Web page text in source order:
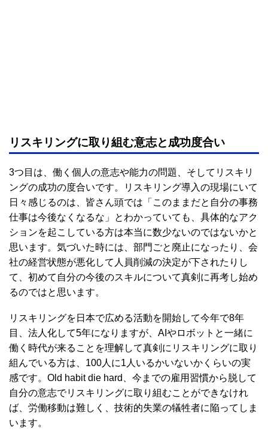
リスキリングに取り組む意志と成功度合い
3つ目は、働く個人の意志や能力の問題、そしてリスキリ
ングの成功の度合いです。リスキリング導入の現場にいて
日々感じるのは、皆さん頭では「このままだと自分の事務
仕事は今後なくなるな」とわかっていても、具体的なアク
ションを起こしている方は本当に数少ないのではないかと
思います。気づいた時には、部門ごと廃止になったり、会
社の経営状態が悪化して人員削減の決定が下されたりし
て、初めて自分の今後のスキルについて真剣に再考し始め
るのではと思います。
リスキリングを日本で広める活動を開始して今年で8年
目、法人化して5年になりますが、AIやロボットと一緒に
働く時代が来ることを理解して真剣にリスキリングに取り
組んでいる方は、100人に1人いるかいないかくらいの実
感です。Old habit die hard、今までの雇用習慣から脱して
自分の意志でリスキリングに取り組むことができなけれ
ば、労働移動は難しく、技術的失業の犠牲者に陥ってしま
います。